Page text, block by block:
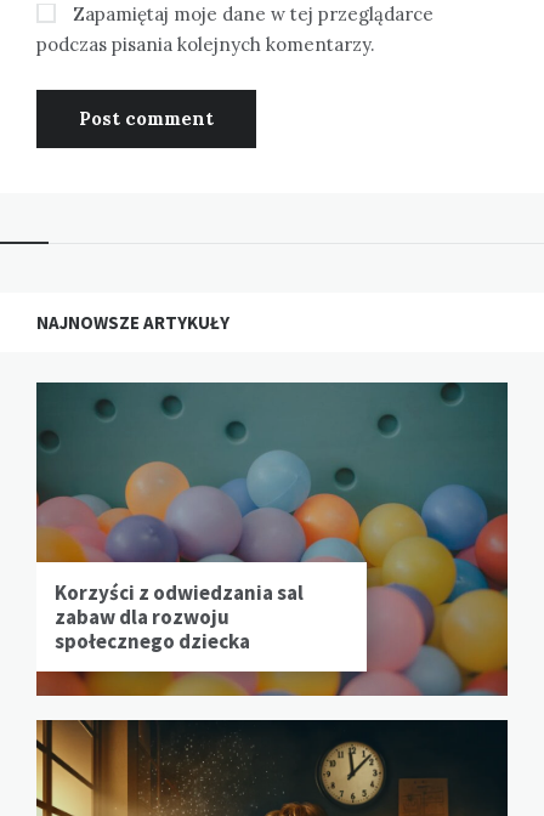
Zapamiętaj moje dane w tej przeglądarce
podczas pisania kolejnych komentarzy.
NAJNOWSZE ARTYKUŁY
Korzyści z odwiedzania sal
zabaw dla rozwoju
społecznego dziecka